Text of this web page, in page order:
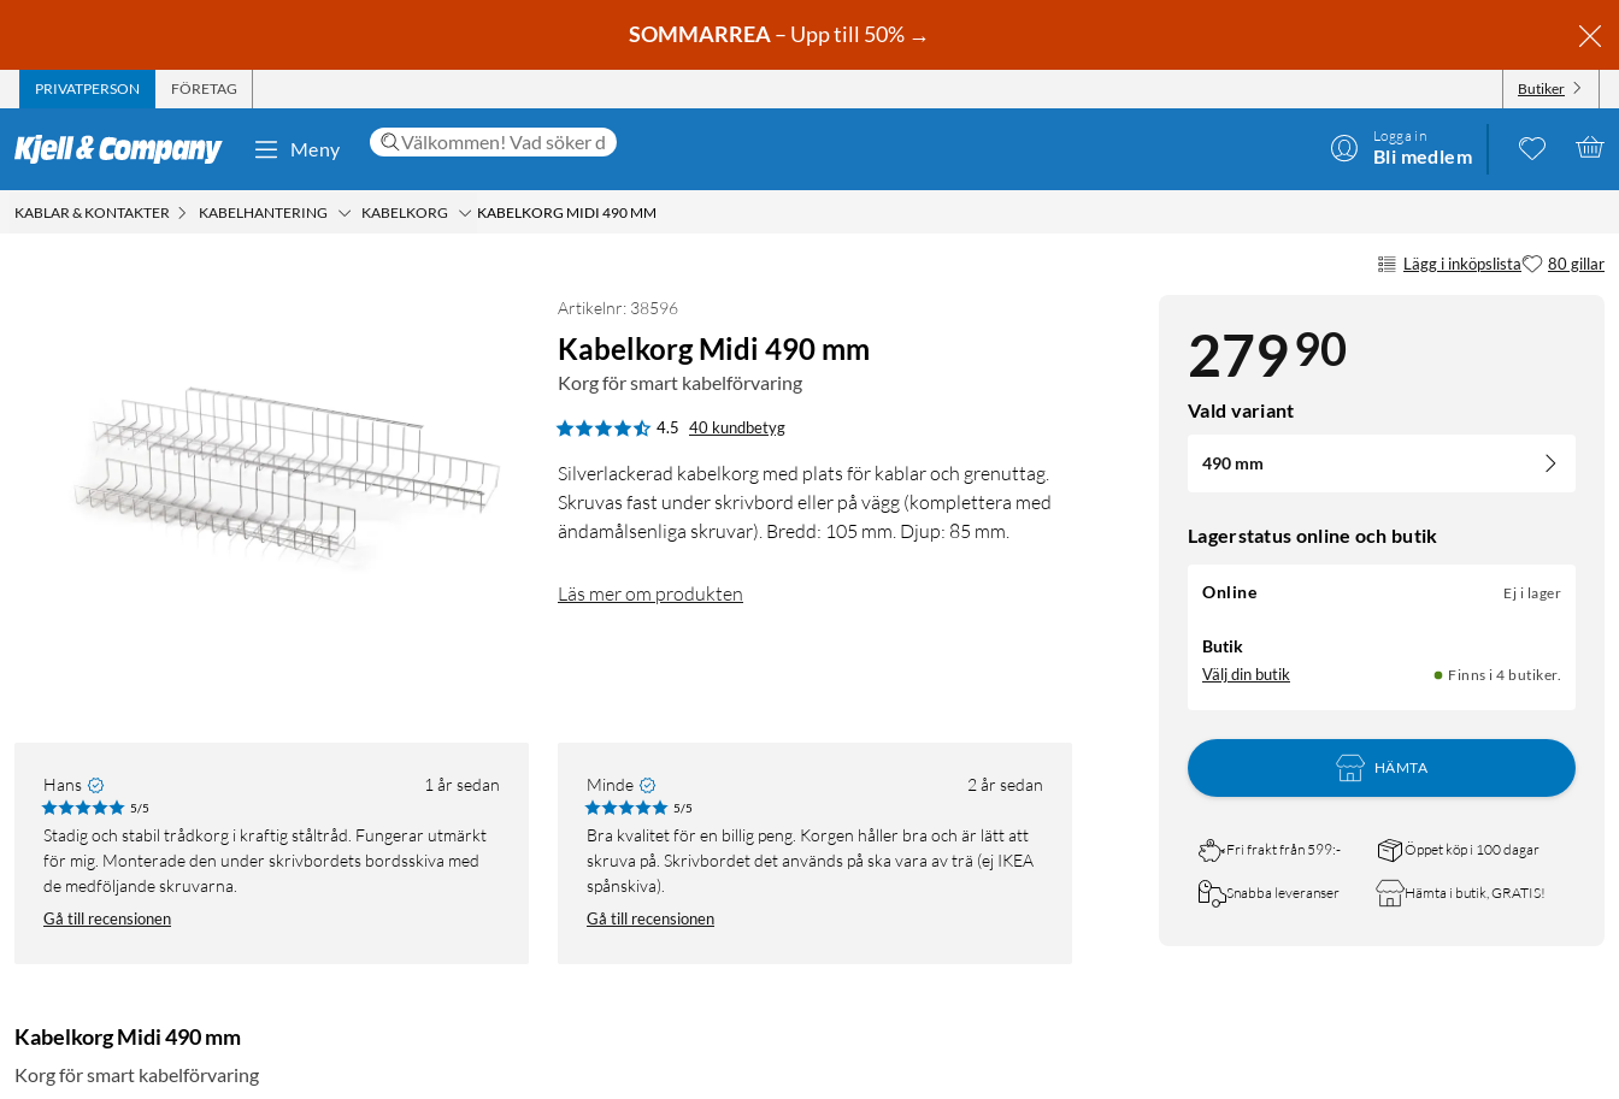
SOMMARREA– Upp till 50% →
PRIVATPERSON FÖRETAG Butiker
Meny
Logga in
Bli medlem
KABLAR & KONTAKTER KABELHANTERING KABELKORG KABELKORG MIDI 490 MM
Lägg i inköpslista 80 gillar
27990
Vald variant
490 mm
Lagerstatus online och butik
Online Ej i lager
Butik
Välj din butik Finns i 4 butiker.
HÄMTA
Fri frakt från 599:- Öppet köp i 100 dagar
Snabba leveranser Hämta i butik, GRATIS!
Artikelnr: 38596
Kabelkorg Midi 490 mm
Korg för smart kabelförvaring
4.5 40 kundbetyg
Silverlackerad kabelkorg med plats för kablar och grenuttag.
Skruvas fast under skrivbord eller på vägg (komplettera med
ändamålsenliga skruvar). Bredd: 105 mm. Djup: 85 mm.
Läs mer om produkten
Hans 1 år sedan
5/5
Stadig och stabil trådkorg i kraftig ståltråd. Fungerar utmärkt
för mig. Monterade den under skrivbordets bordsskiva med
de medföljande skruvarna.
Gå till recensionen
Minde 2 år sedan
5/5
Bra kvalitet för en billig peng. Korgen håller bra och är lätt att
skruva på. Skrivbordet det används på ska vara av trä (ej IKEA
spånskiva).
Gå till recensionen
Kabelkorg Midi 490 mm
Korg för smart kabelförvaring